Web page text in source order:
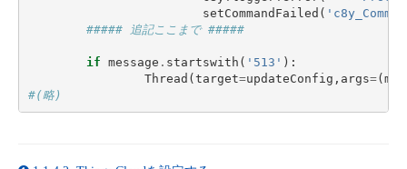
setCommandFailed (
##### 追記ここまで #####
if message . startswith ( '513' ):
Thread (target=updateConfig , args=(
#(略)